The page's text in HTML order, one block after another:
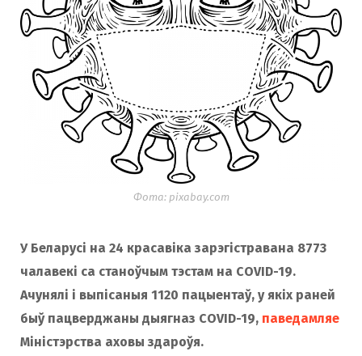
Фота: pixabay.com
У Беларусі на 24 красавіка зарэгістравана 8773
чалавекі са станоўчым тэстам на COVID-19.
Ачунялі і выпісаныя 1120 пацыентаў, у якіх раней
быў пацверджаны дыягназ COVID-19, паведамляе
Міністэрства аховы здароўя.